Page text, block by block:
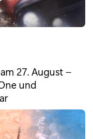
27. August –
und